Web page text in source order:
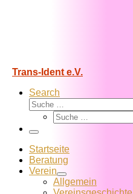
Trans-Ident e.V.
Search
Suche
Suche
Menü
Startseite
Beratung
Verein
Allgemein